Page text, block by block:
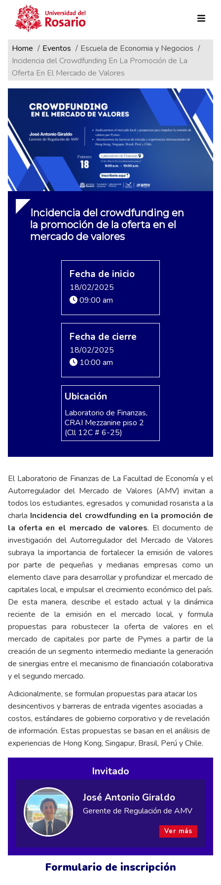
Pasar al contenido principal
Formulario de inscripción
Ruta de navegación
Home Eventos
Escuela de Economia y Negocios
Incidencia del Crowdfunding En La Promoción de La
Oferta En El Mercado de Valores
Incidencia del crowdfunding en
la promoción de la oferta en el
mercado de valores
Fecha de inicio
18/02/2025
09:00 am
Fecha de cierre
18/02/2025
10:00 am
Ubicación
Laboratorio de Finanzas,
CRAI Mezzanine piso 2
(Cll 12C # 6-25)
El Laboratorio de Finanzas de La Facultad de Economía y el
Autorregulador del Mercado de Valores (AMV) invitan a
todos los estudiantes, egresados y comunidad rosarista a la
charla Incidencia del crowdfunding en la promoción de
la oferta en el mercado de valores. El documento de
investigación del Autorregulador del Mercado de Valores
subraya la importancia de fortalecer la emisión de valores
por parte de pequeñas y medianas empresas como un
elemento clave para desarrollar y profundizar el mercado de
capitales local, e impulsar el crecimiento económico del país.
De esta manera, describe el estado actual y la dinámica
reciente de la emisión en el mercado local, y formula
propuestas para robustecer la oferta de valores en el
mercado de capitales por parte de Pymes a partir de la
creación de un segmento intermedio mediante la generación
de sinergias entre el mecanismo de financiación colaborativa
y el segundo mercado.
Adicionalmente, se formulan propuestas para atacar los
desincentivos y barreras de entrada vigentes asociadas a
costos, estándares de gobierno corporativo y de revelación
de información. Estas propuestas se basan en el análisis de
experiencias de Hong Kong, Singapur, Brasil, Perú y Chile.
Invitado
José Antonio Giraldo
Gerente de Regulación de AMV
Ver más